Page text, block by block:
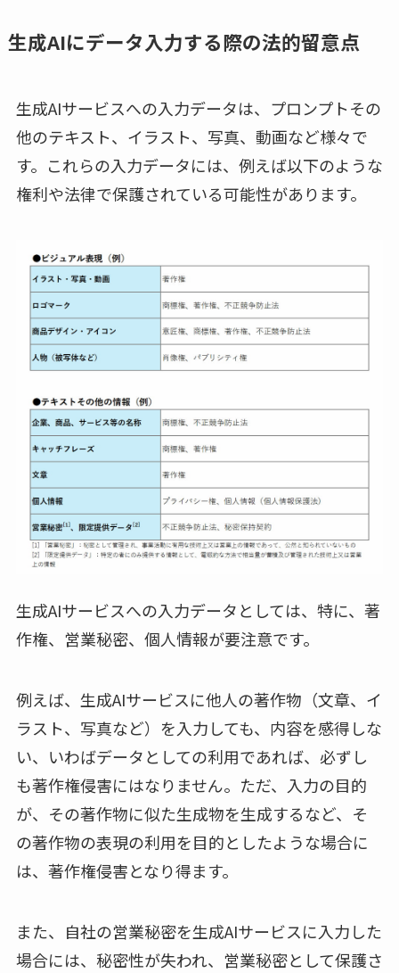
生成AIにデータ入力する際の法的留意点
生成AIサービスへの入力データは、プロンプトその
他のテキスト、イラスト、写真、動画など様々で
す。これらの入力データには、例えば以下のような
権利や法律で保護されている可能性があります。
生成AIサービスへの入力データとしては、特に、著
作権、営業秘密、個人情報が要注意です。
例えば、生成AIサービスに他人の著作物（文章、イ
ラスト、写真など）を入力しても、内容を感得しな
い、いわばデータとしての利用であれば、必ずし
も著作権侵害にはなりません。ただ、入力の目的
が、その著作物に似た生成物を生成するなど、そ
の著作物の表現の利用を目的としたような場合に
は、著作権侵害となり得ます。
また、自社の営業秘密を生成AIサービスに入力した
場合には、秘密性が失われ、営業秘密として保護さ